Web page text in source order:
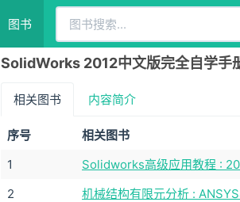
图书
SolidWorks 2012中文版完全自学手
相关图书 内容简介
序号 相关图书
1
Solidworks高级应用教程 :
2
机械结构有限元分析 :